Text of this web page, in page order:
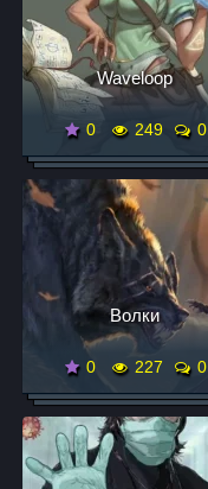
Waveloop
0 249 0
Волки
0 227 0